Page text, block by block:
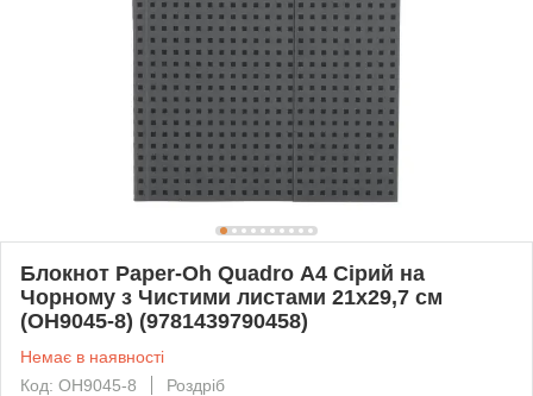
Блокнот Paper-Oh Quadro А4 Сірий на
Чорному з Чистими листами 21х29,7 см
(OH9045-8) (9781439790458)
Немає в наявності
Код: OH9045-8
Роздріб